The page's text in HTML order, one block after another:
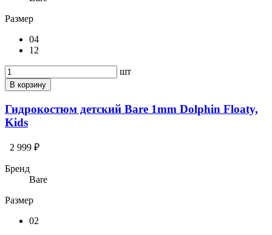
Размер
04
12
шт
В корзину
Гидрокостюм детский Bare 1mm Dolphin Floaty,
Kids
2 999 ₽
Бренд
Bare
Размер
02